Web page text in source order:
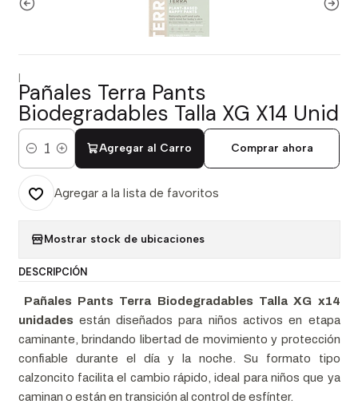
Pañales Terra Pants
Biodegradables Talla XG X14 Unid
Cantidad
Agregar al Carro Comprar ahora
Agregar a la lista de favoritos
Mostrar stock de ubicaciones
DESCRIPCIÓN
Pañales Pants Terra Biodegradables Talla XG x14
unidades están diseñados para niños activos en etapa
caminante, brindando libertad de movimiento y protección
confiable durante el día y la noche. Su formato tipo
calzoncito facilita el cambio rápido, ideal para niños que ya
caminan o están en transición al control de esfínter.